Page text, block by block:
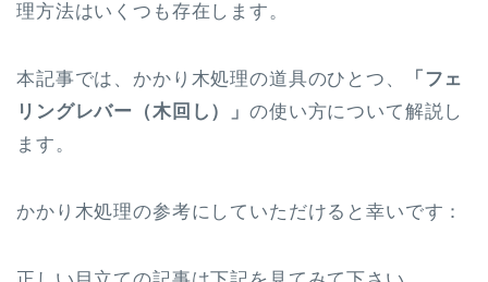
理方法はいくつも存在します。
本記事では、かかり木処理の道具のひとつ、
「フェ
リングレバー（木回し）」の使い方について解説し
ます。
かかり木処理の参考にしていただけると幸いです：